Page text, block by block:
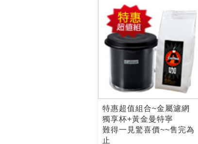
特惠超值組合~金屬濾網
獨享杯+黃金曼特寧
難得一見驚喜價~~售完為
止